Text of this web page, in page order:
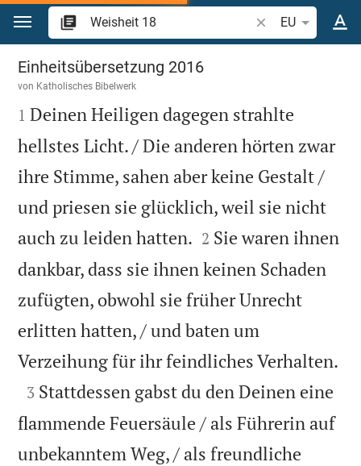
Zum Inhalt springen
Bibelstelle oder
EU
Weisheit 18
Einheitsübersetzung 2016
von Katholisches Bibelwerk

1 Deinen Heiligen dagegen strahlte
hellstes Licht. / Die anderen hörten zwar
ihre Stimme, sahen aber keine Gestalt /
und priesen sie glücklich, weil sie nicht
auch zu leiden hatten. 

2 Sie waren ihnen
dankbar, dass sie ihnen keinen Schaden
zufügten, obwohl sie früher Unrecht
erlitten hatten, / und baten um
Verzeihung für ihr feindliches Verhalten.

3 Stattdessen gabst du den Deinen eine
flammende Feuersäule / als Führerin auf
unbekanntem Weg, / als freundliche